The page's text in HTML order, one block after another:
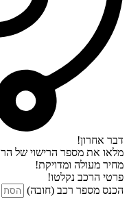
דבר אחרון!
מלאו את מספר הרישוי של
מחיר מעולה ומדויקת!
פרטי הרכב נקלטו!
הכנס מספר רכב (חובה)